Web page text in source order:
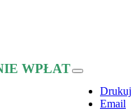
Drukuj
Email
WPŁAT